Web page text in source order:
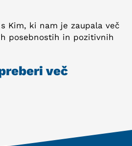
Kim, ki nam je zaupala več
posebnostih in pozitivnih
več